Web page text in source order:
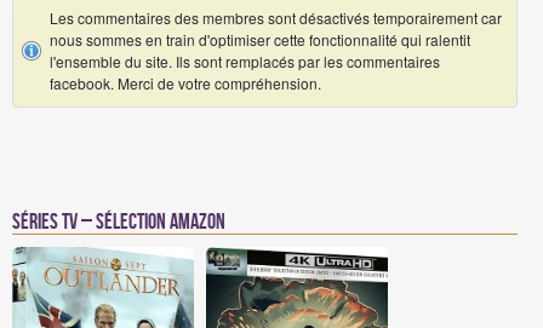
Les commentaires des membres sont désactivés temporairement car
nous sommes en train d'optimiser cette fonctionnalité qui ralentit
l'ensemble du site. Ils sont remplacés par les commentaires
facebook. Merci de votre compréhension.
Séries TV – Sélection Amazon